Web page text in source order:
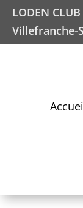
LODEN
Villefranche-